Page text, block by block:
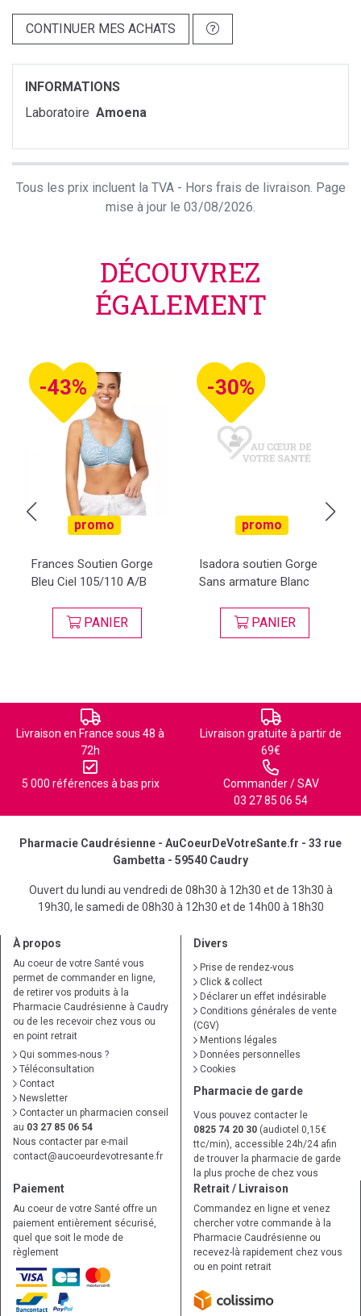
CONTINUER MES ACHATS
INFORMATIONS
Laboratoire Amoena
Tous les prix incluent la TVA - Hors frais de livraison. Page
mise à jour le 03/08/2026.
DÉCOUVREZ
ÉGALEMENT
-43%
promo
Frances Soutien Gorge
Bleu Ciel 105/110 A/B
PANIER
-30%
promo
Isadora soutien Gorge
Sans armature Blanc
PANIER
Livraison en France sous 48 à
72h
Livraison gratuite à partir de
69€
5 000 références à bas prix
Commander / SAV
03 27 85 06 54
Pharmacie Caudrésienne - AuCoeurDeVotreSante.fr - 33 rue
Gambetta - 59540 Caudry
Ouvert du lundi au vendredi de 08h30 à 12h30 et de 13h30 à
19h30, le samedi de 08h30 à 12h30 et de 14h00 à 18h30
À propos
Au coeur de votre Santé vous
permet de commander en ligne,
de retirer vos produits à la
Pharmacie Caudrésienne à Caudry
ou de les recevoir chez vous ou
en point retrait
Qui sommes-nous ?
Téléconsultation
Contact
Newsletter
Contacter un pharmacien conseil
au 03 27 85 06 54
Nous contacter par e-mail
contact@aucoeurdevotresante.fr
Divers
Prise de rendez-vous
Click & collect
Déclarer un effet indésirable
Conditions générales de vente
(CGV)
Mentions légales
Données personnelles
Cookies
Pharmacie de garde
Vous pouvez contacter le
0825 74 20 30 (audiotel 0,15€
ttc/min), accessible 24h/24 afin
de trouver la pharmacie de garde
la plus proche de chez vous
Paiement
Au coeur de votre Santé offre un
paiement entièrement sécurisé,
quel que soit le mode de
règlement
Retrait / Livraison
Commandez en ligne et venez
chercher votre commande à la
Pharmacie Caudrésienne ou
recevez-là rapidement chez vous
ou en point retrait